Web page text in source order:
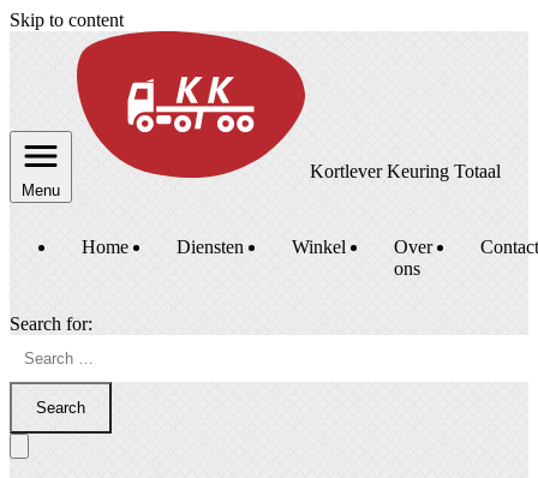
Skip to content
Menu
Kortlever Keuring Totaal
Home Diensten Winkel
Over
ons
Contact
Search for:
Search